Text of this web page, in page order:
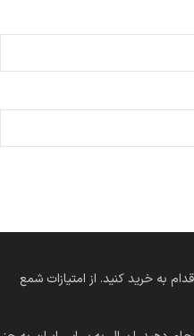
به خرید کنید. از امتیازات شمع